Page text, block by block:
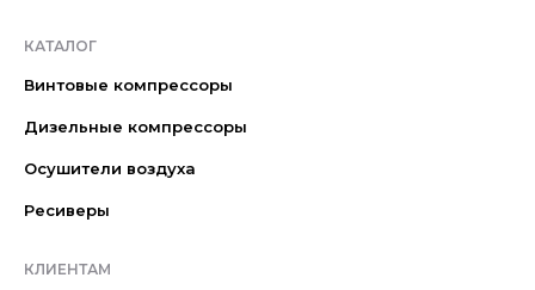
КАТАЛОГ
Винтовые компрессоры
Дизельные компрессоры
Осушители воздуха
Ресиверы
КЛИЕНТАМ